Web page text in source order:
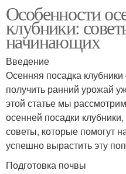
Посадки в зависимости
Садовая клубника
Клубники на октябрь
Особенности
клубники:
начинающих
Введение
Осенняя посадка
получить ранний урожай
этой статье мы
осенней посадки
советы, которые помогут
успешно вырастить эту
Подготовка почвы